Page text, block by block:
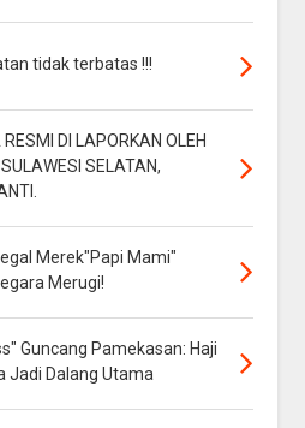
tidak terbatas !!!
DI LAPORKAN OLEH
SELATAN,
Merek"Papi Mami"
Merugi!
Guncang Pamekasan: Haji
Jadi Dalang Utama